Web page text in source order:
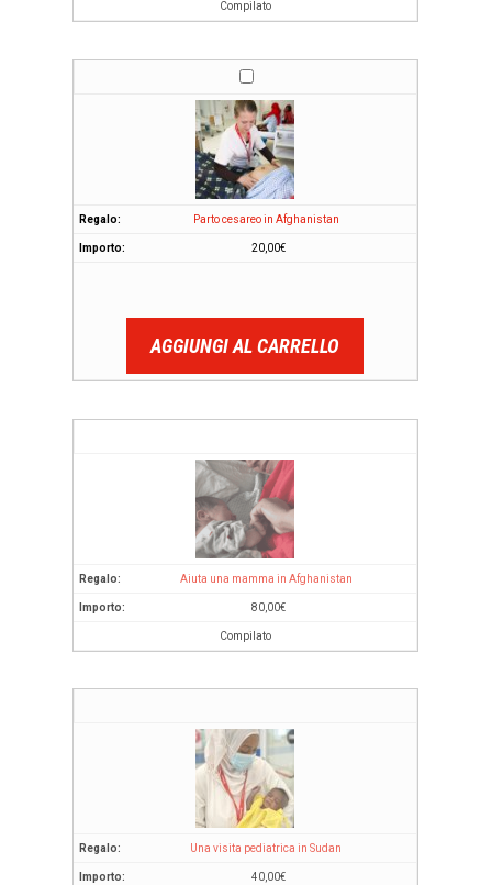
Compilato
Parto cesareo in Afghanistan
20,00€
AGGIUNGI AL CARRELLO
Aiuta una mamma in Afghanistan
80,00€
Compilato
Una visita pediatrica in Sudan
40,00€